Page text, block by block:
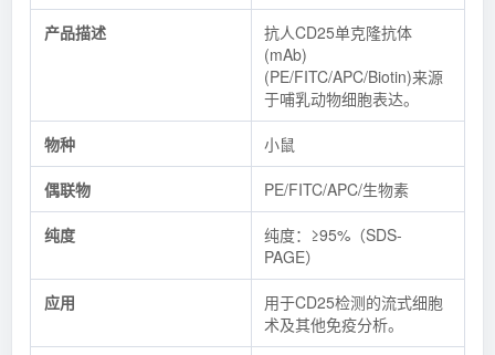
产品描述
抗人CD25单克隆抗体
(mAb)
(PE/FITC/APC/Biotin)来源
于哺乳动物细胞表达。
物种 小鼠
偶联物 PE/FITC/APC/生物素
纯度
纯度：≥95%（SDS-
PAGE）
应用
用于CD25检测的流式细胞
术及其他免疫分析。